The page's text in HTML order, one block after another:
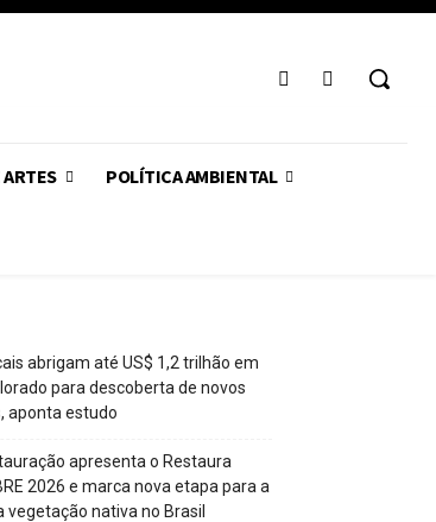
POLÍTICA AMBIENTAL
abrigam até US$ 1,2 trilhão em
para descoberta de novos
aponta estudo
apresenta o Restaura
2026 e marca nova etapa para a
vegetação nativa no Brasil